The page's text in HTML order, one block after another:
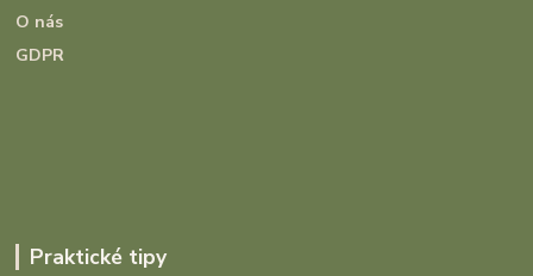
O nás
GDPR
Praktické tipy